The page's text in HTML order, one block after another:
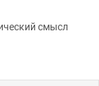
смысл